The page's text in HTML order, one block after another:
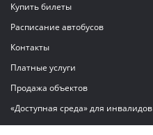
Купить билеты
Расписание автобусов
Контакты
Платные услуги
Продажа объектов
«Доступная среда» для инвалидов